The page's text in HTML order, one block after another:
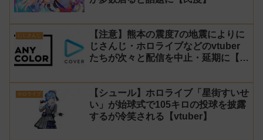
にじさんじ
【注意】熊本の震度7の地震によりに
じさんじ・ホロライブなどのvtuber
たちが次々と配信を中止・延期に【不
ホロライブ
【シュール】ホロライブ「星街すいせ
い」が始球式で105キロの投球を披露
するが冷笑される【vtuber】